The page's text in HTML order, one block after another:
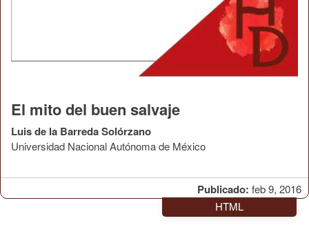
Publicado: feb 9, 2016
El mito del buen salvaje
Luis de la Barreda Solórzano
Universidad Nacional Autónoma de México
HTML